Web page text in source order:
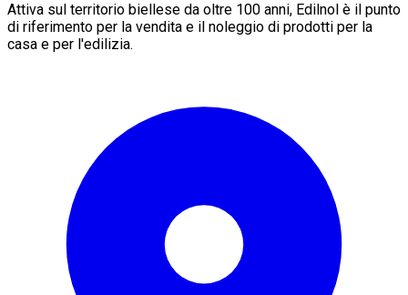
Attiva sul territorio biellese da oltre 100 anni, Edilnol è il punto
di riferimento per la vendita e il noleggio di prodotti per la
casa e per l'edilizia.